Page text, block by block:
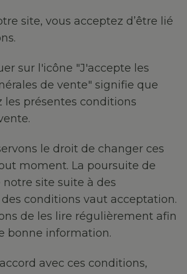
site, vous acceptez d’être lié
sur l'icône "J'accepte les
de vente" signifie que
les présentes conditions
le droit de changer ces
moment. La poursuite de
notre site suite à des
conditions vaut acceptation.
de les lire régulièrement afin
bonne information.
avec ces conditions,